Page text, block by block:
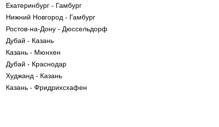
Екатеринбург - Гамбург
Нижний Новгород - Гамбург
Ростов-на-Дону - Дюссельдорф
Дубай - Казань
Казань - Мюнхен
Дубай - Краснодар
Худжанд - Казань
Казань - Фридрихсхафен